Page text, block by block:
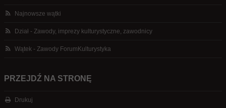
Najnowsze wątki
Dział - Zawody, imprezy kulturystyczne, zawodnicy
Wątek - Zawody ForumKulturystyka
PRZEJDŹ NA STRONĘ
Drukuj